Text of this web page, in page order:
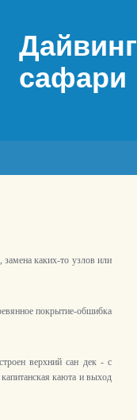
Дайвинг
сафари
каких-то узлов или
покрытие-обшибка
верхний сан дек - с
каюта и выход